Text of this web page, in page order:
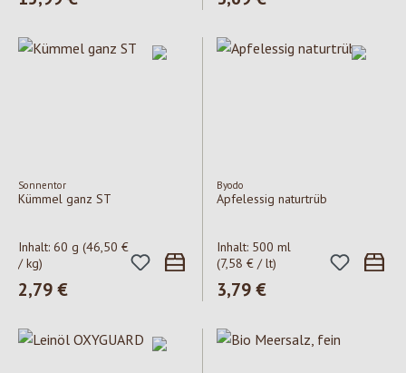
Sonnentor
Kümmel ganz ST
Inhalt: 60 g (46,50 €
/ kg)
Regulärer Preis:
2,79 €
Byodo
Apfelessig naturtrüb
Inhalt: 500 ml
(7,58 € / lt)
Regulärer Preis:
3,79 €